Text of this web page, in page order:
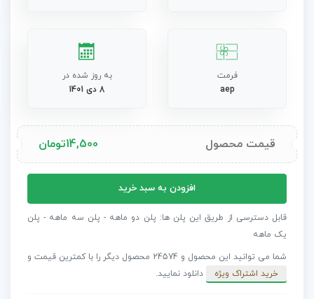
فرمت
aep
به روز شده در
8 دی 1401
قیمت محصول 14,500تومان
خدمات
امنیتی
عدد
افزودن به سبد خرید
قابل دسترسی از طریق این پلن ها: پلن دو ماهه - پلن سه ماهه - پلن
یک ماهه
شما می توانید این محصول و 24574 محصول دیگر را با کمترین قیمت و
خرید اشتراک ویژه
دانلود نمایید.